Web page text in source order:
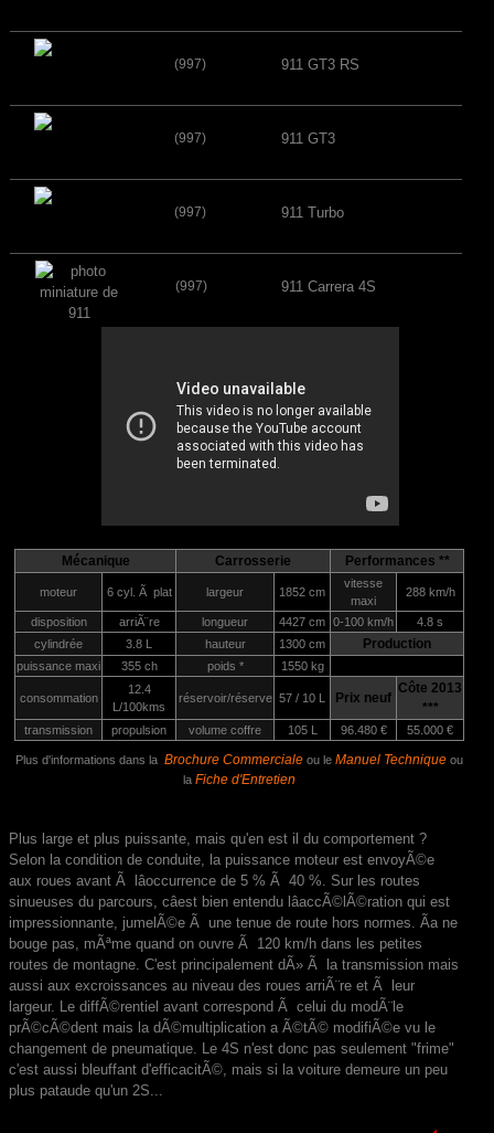
(997) 911 GT3 RS
(997) 911 GT3
(997) 911 Turbo
(997) 911 Carrera 4S
Mécanique Carrosserie Performances **
moteur 6 cyl. Ã plat largeur 1852 cm
vitesse
maxi
288 km/h
disposition arriÃ¨re longueur 4427 cm 0-100 km/h
4.8 s
cylindrée
3.8 L hauteur 1300 cm Production
puissance maxi 355 ch poids * 1550 kg
consommation
12.4
L/100kms
réservoir/réserve 57 / 10 L Prix neuf
Côte 2013
***
transmission propulsion volume coffre 105 L 96.480 € 55.000 €
Plus d'informations dans laBrochure Commerciale ou leManuel Technique ou
laFiche d'Entretien
Plus large et plus puissante, mais qu'en est il du comportement ?
Selon la condition de conduite, la puissance moteur est envoyÃ©e
aux roues avant Ã lâoccurrence de 5 % Ã 40 %. Sur les routes
sinueuses du parcours, câest bien entendu lâaccÃ©lÃ©ration qui est
impressionnante, jumelÃ©e Ã une tenue de route hors normes. Ãa ne
bouge pas, mÃªme quand on ouvre Ã 120 km/h dans les petites
routes de montagne. C'est principalement dÃ» Ã la transmission mais
aussi aux excroissances au niveau des roues arriÃ¨re et Ã leur
largeur. Le diffÃ©rentiel avant correspond Ã celui du modÃ¨le
prÃ©cÃ©dent mais la dÃ©multiplication a Ã©tÃ© modifiÃ©e vu le
changement de pneumatique. Le 4S n'est donc pas seulement "frime"
c'est aussi bleuffant d'efficacitÃ©, mais si la voiture demeure un peu
plus pataude qu'un 2S...